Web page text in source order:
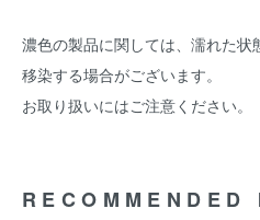
濃色の製品に関しては、濡れた状
移染する場合がございます。
お取り扱いにはご注意ください。
RECOMMENDED